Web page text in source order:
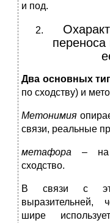
и под.
Два основных
по сходству) и
Метонимия
связи, реальные
метафора – на
сходство.
В связи с
выразительней,
шире